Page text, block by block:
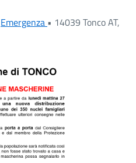
Emergenza • 14039 Tonco AT,